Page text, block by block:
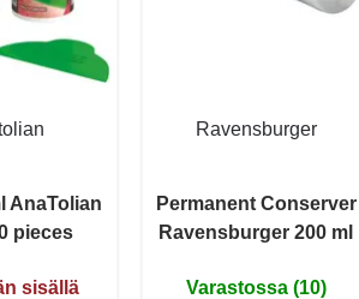
AnaTolian
pieces
sisällä
Ravensburger
Permanent Conserver
Ravensburger 200 ml
Varastossa (10)